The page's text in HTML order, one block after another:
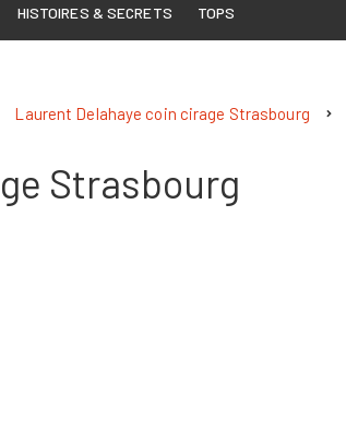
HISTOIRES & SECRETS TOPS
Laurent Delahaye coin cirage Strasbourg
Strasbourg